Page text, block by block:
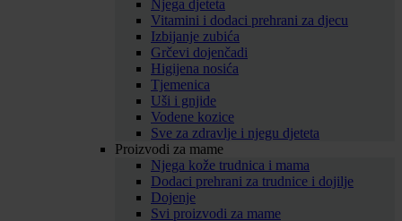
Njega djeteta
Vitamini i dodaci prehrani za djecu
Izbijanje zubića
Grčevi dojenčadi
Higijena nosića
Tjemenica
Uši i gnjide
Vodene kozice
Sve za zdravlje i njegu djeteta
Proizvodi za mame
Njega kože trudnica i mama
Dodaci prehrani za trudnice i dojilje
Dojenje
Svi proizvodi za mame